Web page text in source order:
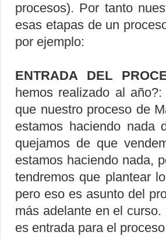
procesos). Por tanto
esas etapas de un
por ejemplo:
ENTRADA DEL
hemos realizado al
que nuestro proceso de
estamos haciendo nada
quejamos de que
estamos haciendo nada,
tendremos que plantear
pero eso es asunto del
más adelante en el
es entrada para el